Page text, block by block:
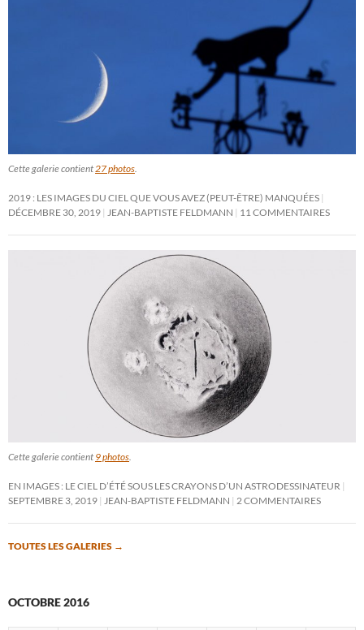
Cette galerie contient27 photos.
2019 : LES IMAGES DU CIEL QUE VOUS AVEZ (PEUT-ÊTRE) MANQUÉES
DÉCEMBRE 30, 2019 JEAN-BAPTISTE FELDMANN 11 COMMENTAIRES
Cette galerie contient 9 photos.
EN IMAGES : LE CIEL D’ÉTÉ SOUS LES CRAYONS D’UN ASTRODESSINATEUR
SEPTEMBRE 3, 2019 JEAN-BAPTISTE FELDMANN 2 COMMENTAIRES
TOUTES LES GALERIES →
OCTOBRE 2016